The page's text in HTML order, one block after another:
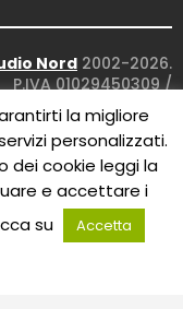
Nord 2002-2026.
P.IVA 01029450309/
design:Five Studio
. All Rights Reserved.
la migliore
personalizzati.
dei cookie leggi la
e accettare i
su
Accetta